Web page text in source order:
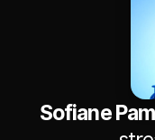
Sofiane